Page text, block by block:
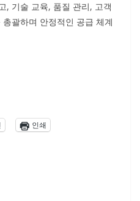
, 기술 교육, 품질 관리, 고객
괄하며 안정적인 공급 체계
인쇄